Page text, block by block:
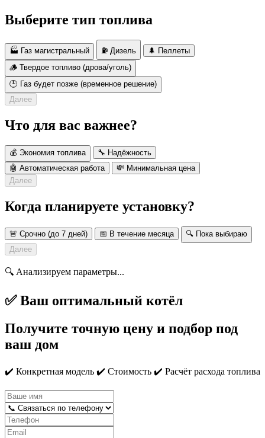
Выберите тип топлива
🏭 Газ магистральный ⛽ Дизель
🌲 Пеллеты
🪵 Твердое топливо (дрова/уголь)
🕒 Газ будет позже (временное решение)
Далее
Что для вас важнее?
💰 Экономия топлива
🔧 Надёжность
🤖 Автоматическая работа
💸 Минимальная цена
Далее
Когда планируете установку?
🚨 Срочно (до 7 дней) 📅 В течение месяца
🔍 Пока выбираю
Далее
🔍 Анализируем параметры...
✅ Ваш оптимальный котёл
Получите точную цену и подбор под
ваш дом
✔️ Конкретная модель ✔️ Стоимость ✔️ Расчёт расхода топлива